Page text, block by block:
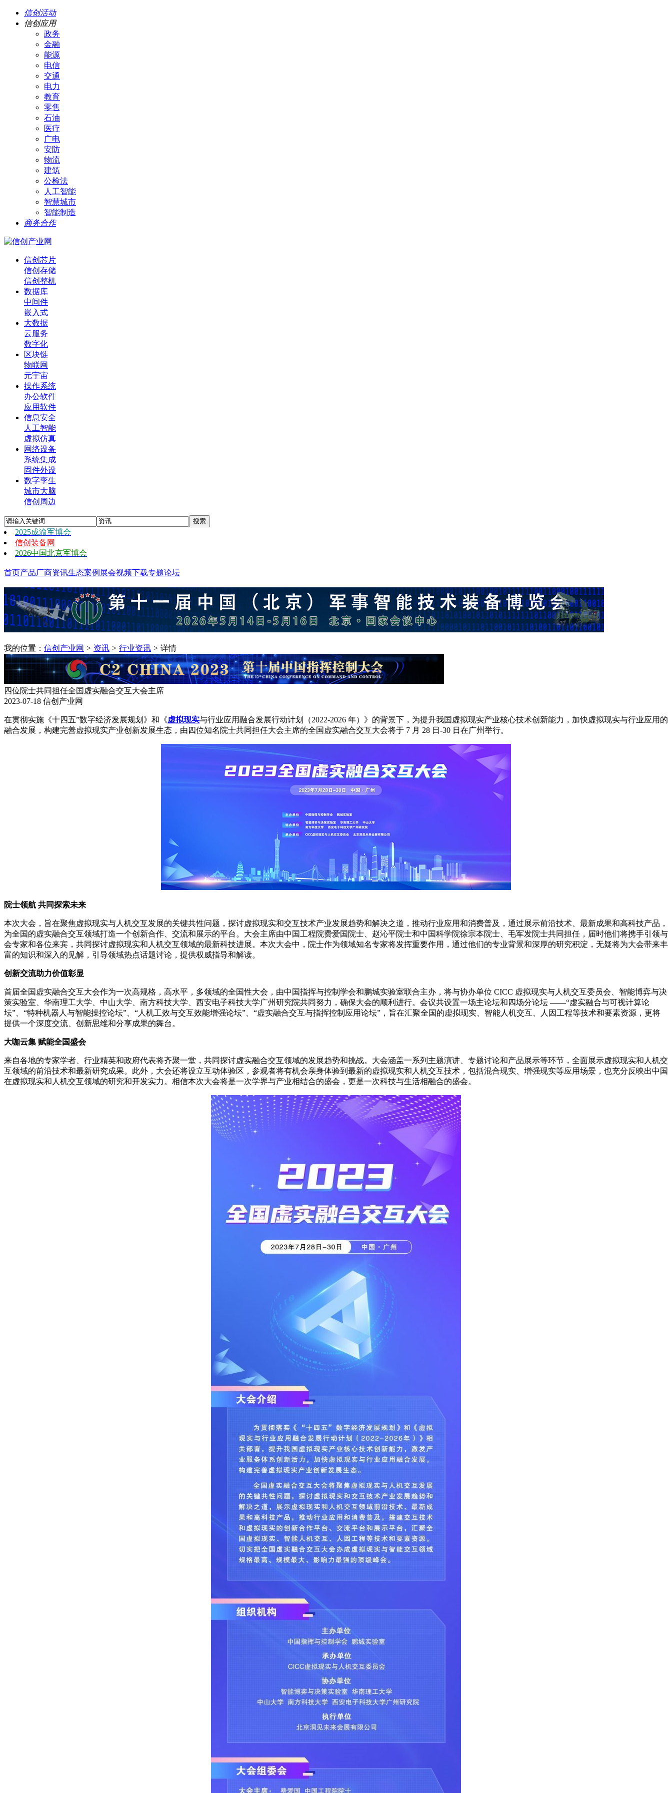
信创活动
信创应用
政务
金融
能源
电信
交通
电力
教育
零售
石油
医疗
广电
安防
物流
建筑
公检法
人工智能
智慧城市
智能制造
商务合作
信创芯片
信创存储
信创整机
数据库
中间件
嵌入式
大数据
云服务
数字化
区块链
物联网
元宇宙
操作系统
办公软件
应用软件
信息安全
人工智能
虚拟仿真
网络设备
系统集成
固件外设
数字孪生
城市大脑
信创周边
2025成渝军博会
信创装备网
2026中国北京军博会
首页产品厂商资讯生态案例 展会视频下载专题论坛
我的位置： 信创产业网 > 资讯 > 行业资讯 > 详情
四位院士共同担任全国虚实融合交互大会主席
2023-07-18 信创产业网
在贯彻实施《十四五”数字经济发展规划》和《虚拟现实与行业应用融合发展行动计划（2022-2026 年）》的背景下，为提升我国虚拟现实产业核心技术创新能力，加快虚拟现实与行业应用的
融合发展，构建完善虚拟现实产业创新发展生态，由四位知名院士共同担任大会主席的全国虚实融合交互大会将于 7 月 28 日-30 日在广州举行。
院士领航 共同探索未来
本次大会，旨在聚焦虚拟现实与人机交互发展的关键共性问题，探讨虚拟现实和交互技术产业发展趋势和解决之道，推动行业应用和消费普及，通过展示前沿技术、最新成果和高科技产品，
为全国的虚实融合交互领域打造一个创新合作、交流和展示的平台。大会主席由中国工程院费爱国院士、赵沁平院士和中国科学院徐宗本院士、毛军发院士共同担任，届时他们将携手引领与
会专家和各位来宾，共同探讨虚拟现实和人机交互领域的最新科技进展。本次大会中，院士作为领域知名专家将发挥重要作用，通过他们的专业背景和深厚的研究积淀，无疑将为大会带来丰
富的知识和深入的见解，引导领域热点话题讨论，提供权威指导和解读。
创新交流助力价值彰显
首届全国虚实融合交互大会作为一次高规格，高水平，多领域的全国性大会，由中国指挥与控制学会和鹏城实验室联合主办，将与协办单位 CICC 虚拟现实与人机交互委员会、智能博弈与决
策实验室、华南理工大学、中山大学、南方科技大学、西安电子科技大学广州研究院共同努力，确保大会的顺利进行。会议共设置一场主论坛和四场分论坛 ——“虚实融合与可视计算论
坛”、“特种机器人与智能操控论坛”、“人机工效与交互效能增强论坛”、“虚实融合交互与指挥控制应用论坛”，旨在汇聚全国的虚拟现实、智能人机交互、人因工程等技术和要素资源，更将
提供一个深度交流、创新思维和分享成果的舞台。
大咖云集 赋能全国盛会
来自各地的专家学者、行业精英和政府代表将齐聚一堂，共同探讨虚实融合交互领域的发展趋势和挑战。大会涵盖一系列主题演讲、专题讨论和产品展示等环节，全面展示虚拟现实和人机交
互领域的前沿技术和最新研究成果。此外，大会还将设立互动体验区，参观者将有机会亲身体验到最新的虚拟现实和人机交互技术，包括混合现实、增强现实等应用场景，也充分反映出中国
在虚拟现实和人机交互领域的研究和开发实力。相信本次大会将是一次学界与产业相结合的盛会，更是一次科技与生活相融合的盛会。